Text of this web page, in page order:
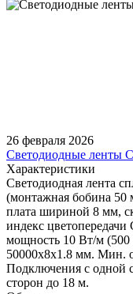
26 февраля 2026
Светодиодные ленты
Характеристики
Светодиодная лента
(монтажная бобина 50
плата шириной 8 мм,
индекс
мощность 10 Вт/м (500
50000х8х1.8 мм. Мин.
Подключения с одной
сторон до 18 м.